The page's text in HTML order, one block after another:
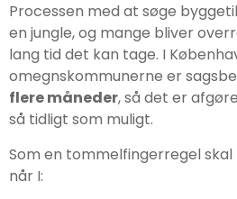
Processen med at søge
en jungle, og mange bliver
lang tid det kan tage. I
omegnskommunerne er
flere måneder, så det er
så tidligt som muligt.
Som en tommelfingerregel skal
når I: